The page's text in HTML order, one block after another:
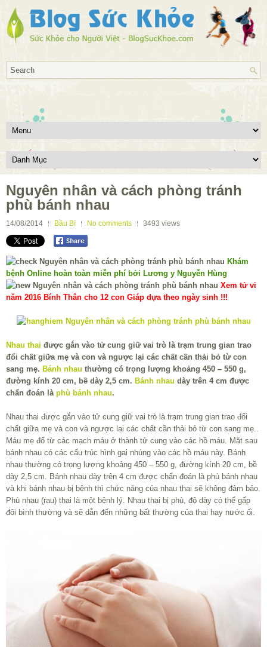
Nguyên nhân và cách phòng tránh
phù bánh nhau
14/08/2014 Bầu Bì No comments 3493 views
Khám
bệnh Online hoàn toàn miễn phí bởi Lương y Nguyễn Hùng
Xem tử vi
năm 2016 Bính Thân cho 12 con Giáp dựa theo ngày sinh !!!
Nhau thai được gắn vào tử cung giữ vai trò là trạm trung gian trao
đổi chất giữa mẹ và con và ngược lại các chất cần thải bỏ từ con
sang mẹ. Bánh nhau thường có trọng lượng khoảng 450 – 550 g,
đường kính 20 cm, bề dày 2,5 cm. Bánh nhau dày trên 4 cm được
chẩn đoán là phù bánh nhau.
Nhau thai được gắn vào tử cung giữ vai trò là trạm trung gian trao đổi
chất giữa mẹ và con và ngược lại các chất cần thải bỏ từ con sang mẹ..
Máu mẹ đổ từ các mạch máu ở thành tử cung vào các hồ máu. Mặt sau
bánh nhau có các cấu trúc hình gai nhúng vào các hồ máu này. Bánh
nhau thường có trọng lượng khoảng 450 – 550 g, đường kính 20 cm, bề
dày 2,5 cm. Bánh nhau dày trên 4 cm được chẩn đoán là phù bánh nhau
và khi bánh nhau bị bệnh thì chức năng của nhau thai sẽ không đảm bảo.
Phù nhau (rau) thai là một bệnh lý. Nhau thai bị phù, độ dày có thể gấp
đôi bình thường và sẽ dẫn đến những bất thường của thai hay nước ối.